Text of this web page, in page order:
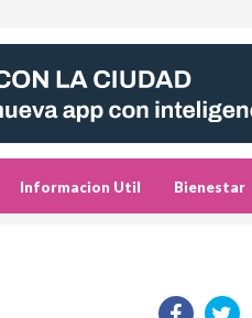
Informacion Util Bienestar